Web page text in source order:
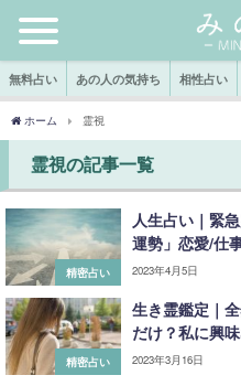
無料占い あの人の気持ち 相性占い
ホーム 霊視
霊視の記事一覧
精密占い
人生占い｜緊
運勢」恋愛/仕
2023年4月5日
精密占い
生き霊鑑定｜
だけ？私に興味
2023年3月16日